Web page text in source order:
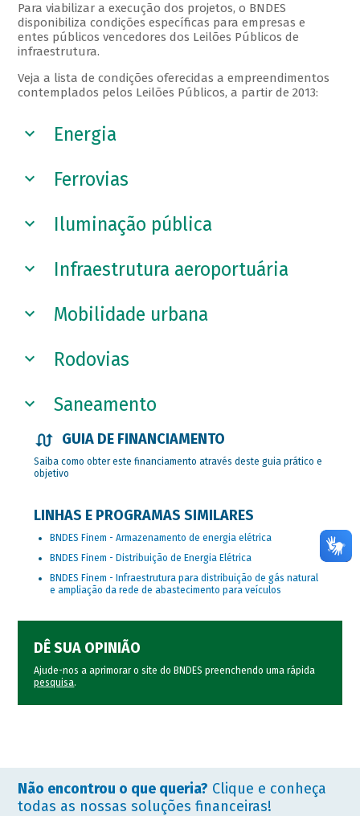
Para viabilizar a execução dos projetos, o BNDES
disponibiliza condições específicas para empresas e
entes públicos vencedores dos Leilões Públicos de
infraestrutura.
Veja a lista de condições oferecidas a empreendimentos
contemplados pelos Leilões Públicos, a partir de 2013:
Energia
Ferrovias
Iluminação pública
Infraestrutura aeroportuária
Mobilidade urbana
Rodovias
Saneamento
GUIA DE FINANCIAMENTO
Saiba como obter este financiamento através deste guia prático e
objetivo
LINHAS E PROGRAMAS SIMILARES
BNDES Finem - Armazenamento de energia elétrica
BNDES Finem - Distribuição de Energia Elétrica
BNDES Finem - Infraestrutura para distribuição de gás natural
e ampliação da rede de abastecimento para veículos
DÊ SUA OPINIÃO
Ajude-nos a aprimorar o site do BNDES preenchendo uma rápida
pesquisa.
Não encontrou o que queria? Clique e conheça
todas as nossas soluções financeiras!